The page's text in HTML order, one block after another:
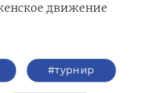
движение
#турнир